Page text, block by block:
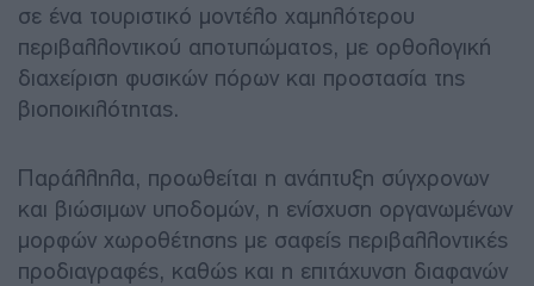
σε ένα τουριστικό μοντέλο χαμηλότερου
περιβαλλοντικού αποτυπώματος, με ορθολογική
διαχείριση φυσικών πόρων και προστασία της
βιοποικιλότητας.
Παράλληλα, προωθείται η ανάπτυξη σύγχρονων
και βιώσιμων υποδομών, η ενίσχυση οργανωμένων
μορφών χωροθέτησης με σαφείς περιβαλλοντικές
προδιαγραφές, καθώς και η επιτάχυνση διαφανών